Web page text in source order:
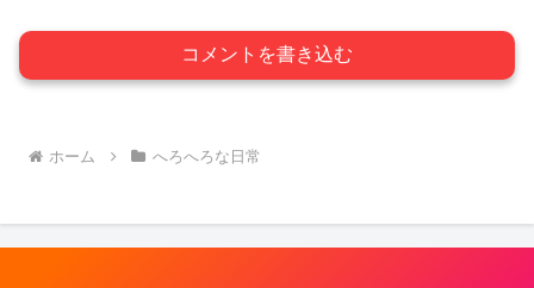
コメントを書き込む
ホーム へろへろな日常